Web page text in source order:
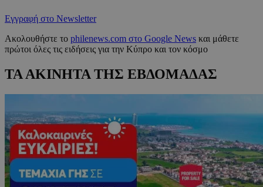
Εγγραφή στο Newsletter
Ακολουθήστε το philenews.com στο Google News και μάθετε
πρώτοι όλες τις ειδήσεις για την Κύπρο και τον κόσμο
ΤΑ ΑΚΙΝΗΤΑ ΤΗΣ ΕΒΔΟΜΑΔΑΣ